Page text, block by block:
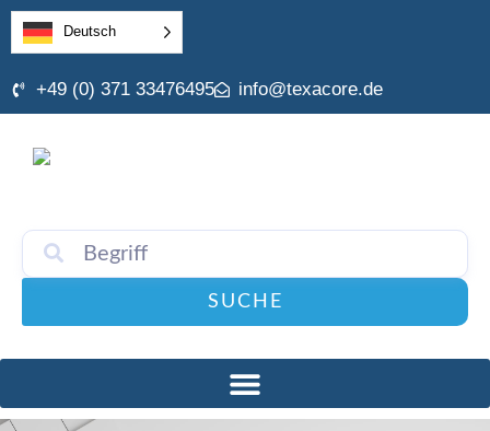
Deutsch
+49 (0) 371 33476495 info@texacore.de
SUCHE